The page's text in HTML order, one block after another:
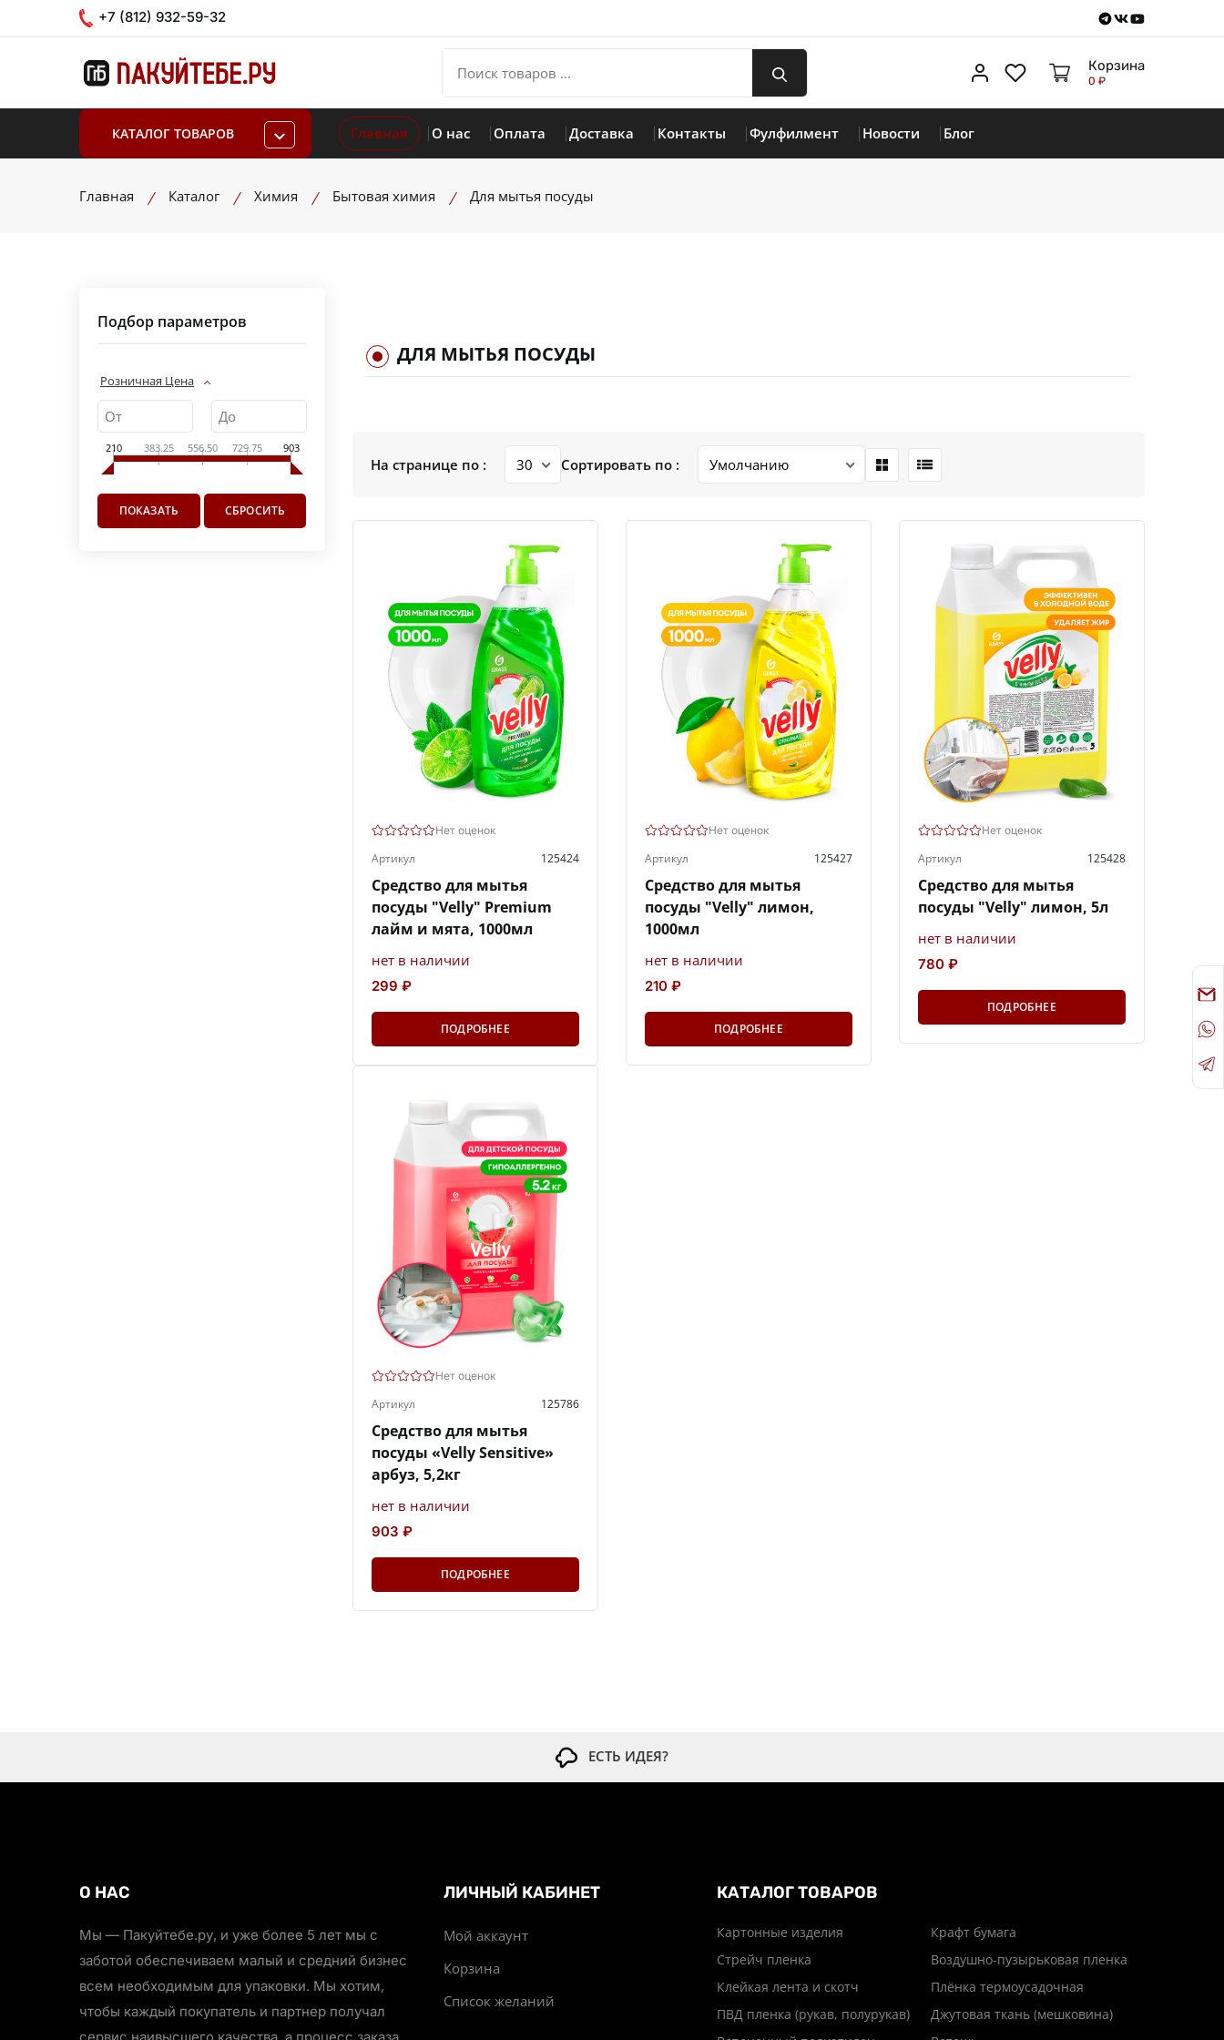
+7 (812) 932-59-32 Telegram
VKontakte
Youtube
Личный кабинет
ИзбранноеКорзина
0 ₽
КАТАЛОГ ТОВАРОВ Главная О нас Оплата Доставка Контакты Фулфилмент Новости Блог
Главная Каталог Химия Бытовая химия Для мытья посуды
Подбор параметров
Розничная Цена
210 383.25 556.50 729.75 903
ДЛЯ МЫТЬЯ ПОСУДЫ
На странице по : Сортировать по :
Нет оценок
Артикул 125424
Средство для мытья
посуды "Velly" Premium
лайм и мята, 1000мл
нет в наличии
299 ₽
ПОДРОБНЕЕ
Нет оценок
Артикул 125427
Средство для мытья
посуды "Velly" лимон,
1000мл
нет в наличии
210 ₽
ПОДРОБНЕЕ
Нет оценок
Артикул 125428
Средство для мытья
посуды "Velly" лимон, 5л
нет в наличии
780 ₽
ПОДРОБНЕЕ
Нет оценок
Артикул 125786
Средство для мытья
посуды «Velly Sensitive»
арбуз, 5,2кг
нет в наличии
903 ₽
ПОДРОБНЕЕ
ЕСТЬ ИДЕЯ?
О НАС
Мы — Пакуйтебе.ру, и уже более 5 лет мы с
заботой обеспечиваем малый и средний бизнес
всем необходимым для упаковки. Мы хотим,
чтобы каждый покупатель и партнер получал
ЛИЧНЫЙ КАБИНЕТ
Мой аккаунт
Корзина
Список желаний
КАТАЛОГ ТОВАРОВ
Картонные изделия
Крафт бумага
Стрейч пленка
Воздушно-пузырьковая пленка
Клейкая лента и скотч
Плёнка термоусадочная
ПВД пленка (рукав, полурукав)
Джутовая ткань (мешковина)